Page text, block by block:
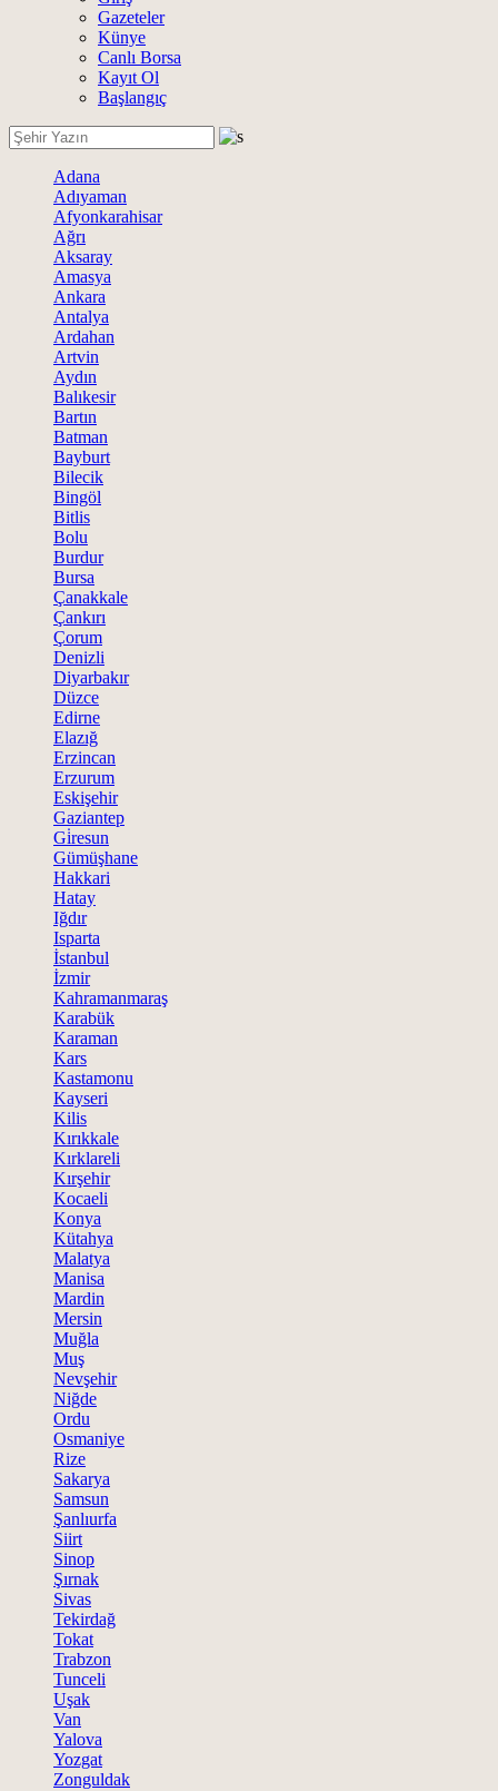
Gazeteler
Künye
Canlı Borsa
Kayıt Ol
Başlangıç
Adana
Adıyaman
Afyonkarahisar
Ağrı
Aksaray
Amasya
Ankara
Antalya
Ardahan
Artvin
Aydın
Balıkesir
Bartın
Batman
Bayburt
Bilecik
Bingöl
Bitlis
Bolu
Burdur
Bursa
Çanakkale
Çankırı
Çorum
Denizli
Diyarbakır
Düzce
Edirne
Elazığ
Erzincan
Erzurum
Eskişehir
Gaziantep
Gi̇resun
Gümüşhane
Hakkari
Hatay
Iğdır
Isparta
İstanbul
İzmir
Kahramanmaraş
Karabük
Karaman
Kars
Kastamonu
Kayseri
Kilis
Kırıkkale
Kırklareli
Kırşehir
Kocaeli
Konya
Kütahya
Malatya
Manisa
Mardin
Mersin
Muğla
Muş
Nevşehir
Niğde
Ordu
Osmaniye
Rize
Sakarya
Samsun
Şanlıurfa
Siirt
Sinop
Şırnak
Sivas
Tekirdağ
Tokat
Trabzon
Tunceli
Uşak
Van
Yalova
Yozgat
Zonguldak